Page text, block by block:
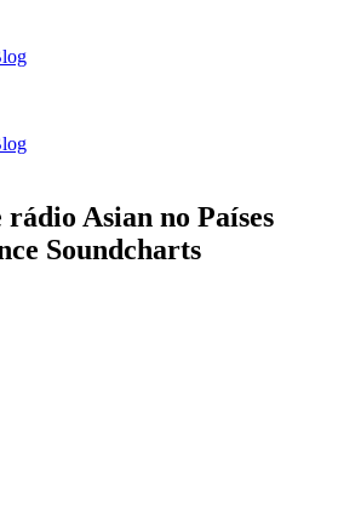
rádio Asian no Países
Soundcharts